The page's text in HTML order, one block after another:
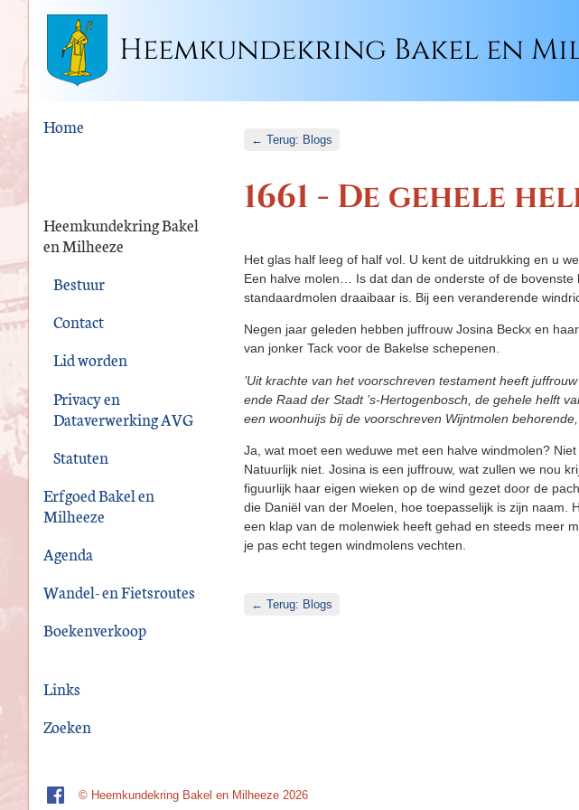
Heemkundekring Bakel en
Home
Heemkundekring Bakel
en Milheeze
Bestuur
Contact
Lid worden
Privacy en
Dataverwerking AVG
Statuten
Erfgoed Bakel en
Milheeze
Agenda
Wandel- en Fietsroutes
Boekenverkoop
Links
Zoeken
← Terug: Blogs
1661 - De gehele
Het glas half leeg of half vol. U kent de uitdrukking en u
Een halve molen… Is dat dan de onderste of de
standaardmolen draaibaar is. Bij een veranderende
Negen jaar geleden hebben juffrouw Josina Beckx en
van jonker Tack voor de Bakelse schepenen.
‛Uit krachte van het voorschreven testament heeft
ende Raad der Stadt ’s-Hertogenbosch, de gehele helft
een woonhuijs bij de voorschreven Wijntmolen
Ja, wat moet een weduwe met een halve windmolen?
Natuurlijk niet. Josina is een juffrouw, wat zullen we nou
figuurlijk haar eigen wieken op de wind gezet door de
die Daniël van der Moelen, hoe toepasselijk is zijn naam.
een klap van de molenwiek heeft gehad en steeds meer
je pas echt tegen windmolens vechten.
← Terug: Blogs
© Heemkundekring Bakel en Milheeze 2026